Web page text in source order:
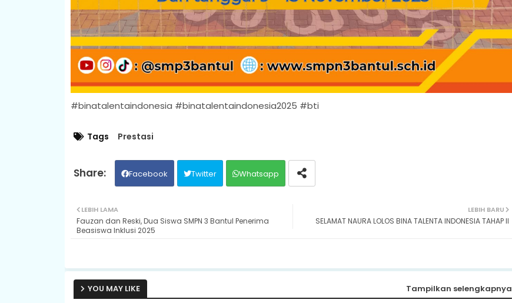
#binatalentaindonesia #binatalentaindonesia2025 #bti
Tags Prestasi
Facebook Twitter Whatsapp
LEBIH BARU
SELAMAT NAURA LOLOS BINA TALENTA INDONESIA TAHAP II
LEBIH LAMA
Fauzan dan Reski, Dua Siswa SMPN 3 Bantul Penerima
Beasiswa Inklusi 2025
YOU MAY LIKE Tampilkan selengkapnya